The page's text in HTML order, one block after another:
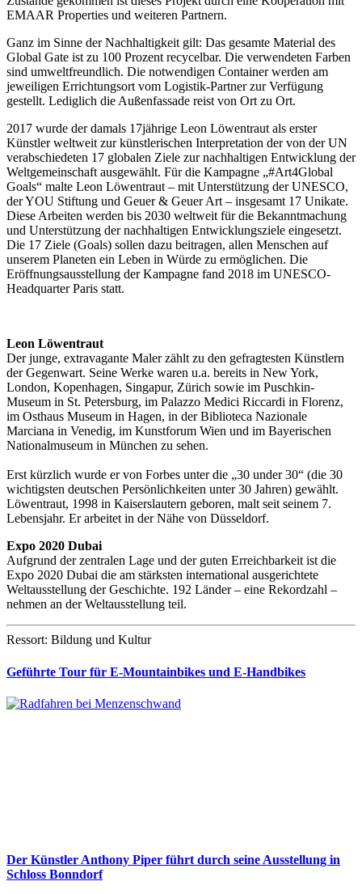
EMAAR Properties und weiteren Partnern.
Ganz im Sinne der Nachhaltigkeit gilt: Das gesamte Material des
Global Gate ist zu 100 Prozent recycelbar. Die verwendeten Farben
sind umweltfreundlich. Die notwendigen Container werden am
jeweiligen Errichtungsort vom Logistik-Partner zur Verfügung
gestellt. Lediglich die Außenfassade reist von Ort zu Ort.
2017 wurde der damals 17jährige Leon Löwentraut als erster
Künstler weltweit zur künstlerischen Interpretation der von der UN
verabschiedeten 17 globalen Ziele zur nachhaltigen Entwicklung der
Weltgemeinschaft ausgewählt. Für die Kampagne „#Art4Global
Goals“ malte Leon Löwentraut – mit Unterstützung der UNESCO,
der YOU Stiftung und Geuer & Geuer Art – insgesamt 17 Unikate.
Diese Arbeiten werden bis 2030 weltweit für die Bekanntmachung
und Unterstützung der nachhaltigen Entwicklungsziele eingesetzt.
Die 17 Ziele (Goals) sollen dazu beitragen, allen Menschen auf
unserem Planeten ein Leben in Würde zu ermöglichen. Die
Eröffnungsausstellung der Kampagne fand 2018 im UNESCO-
Headquarter Paris statt.
Leon Löwentraut
Der junge, extravagante Maler zählt zu den gefragtesten Künstlern
der Gegenwart. Seine Werke waren u.a. bereits in New York,
London, Kopenhagen, Singapur, Zürich sowie im Puschkin-
Museum in St. Petersburg, im Palazzo Medici Riccardi in Florenz,
im Osthaus Museum in Hagen, in der Biblioteca Nazionale
Marciana in Venedig, im Kunstforum Wien und im Bayerischen
Nationalmuseum in München zu sehen.
Erst kürzlich wurde er von Forbes unter die „30 under 30“ (die 30
wichtigsten deutschen Persönlichkeiten unter 30 Jahren) gewählt.
Löwentraut, 1998 in Kaiserslautern geboren, malt seit seinem 7.
Lebensjahr. Er arbeitet in der Nähe von Düsseldorf.
Expo 2020 Dubai
Aufgrund der zentralen Lage und der guten Erreichbarkeit ist die
Expo 2020 Dubai die am stärksten international ausgerichtete
Weltausstellung der Geschichte. 192 Länder – eine Rekordzahl –
nehmen an der Weltausstellung teil.
Ressort: Bildung und Kultur
Geführte Tour für E-Mountainbikes und E-Handbikes
Der Künstler Anthony Piper führt durch seine Ausstellung in
Schloss Bonndorf